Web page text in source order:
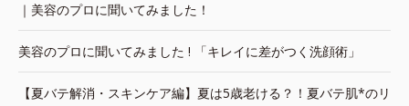
｜美容のプロに聞いてみました！
美容のプロに聞いてみました ! 「キレイに差がつく洗顔術」
【夏バテ解消・スキンケア編】夏は5歳老ける？！夏バテ肌*のリ